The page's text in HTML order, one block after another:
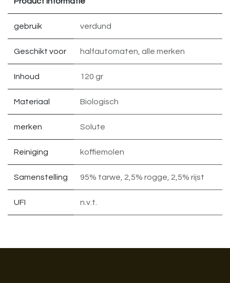
gebruik verdund
Geschikt voor halfautomaten alle merken
Inhoud 120 gr
Materiaal Biologisch
merken Solute
Reiniging koffiemolen
Samenstelling 95% tarwe 2,5% rogge 2,5% rijst
UFI n.v.t.